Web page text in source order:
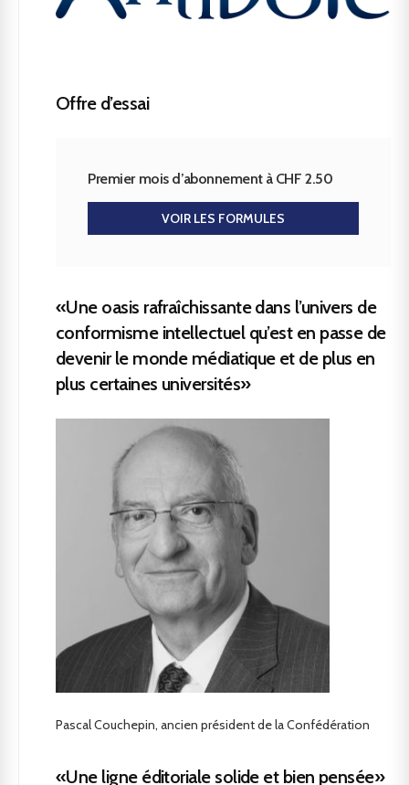
Offre d’essai
Premier mois d’abonnement à CHF 2.50
VOIR LES FORMULES
«Une oasis rafraîchissante dans l’univers de
conformisme intellectuel qu’est en passe de
devenir le monde médiatique et de plus en
plus certaines universités»
Pascal Couchepin, ancien président de la Confédération
«Une ligne éditoriale solide et bien pensée»